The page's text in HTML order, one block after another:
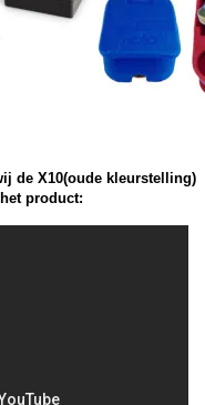
de X10(oude kleurstelling)
product: